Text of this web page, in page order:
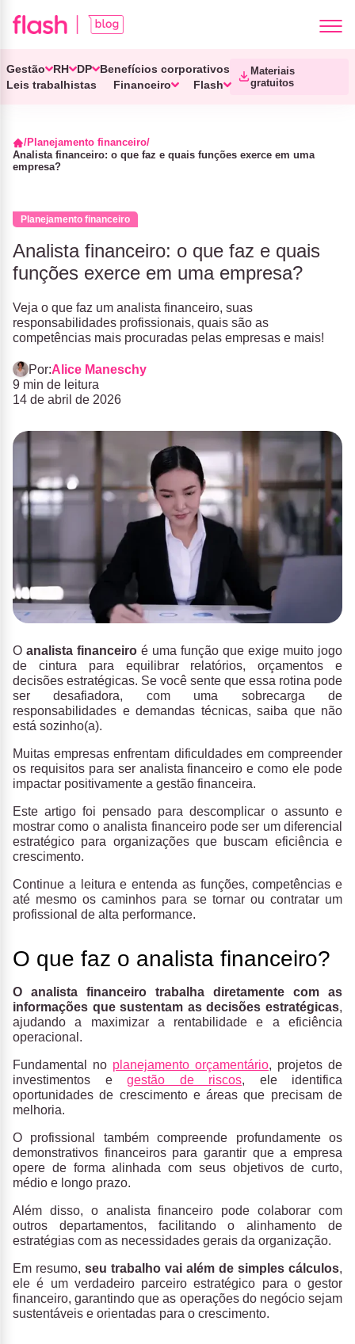
Gestão RH DP
Benefícios corporativos
Leis trabalhistas
Financeiro Flash
Materiais
gratuitos
Planejamento financeiro
Analista financeiro: o que faz e quais funções exerce em uma
empresa?
Planejamento financeiro
Analista financeiro: o que faz e quais
funções exerce em uma empresa?
Veja o que faz um analista financeiro, suas
responsabilidades profissionais, quais são as
competências mais procuradas pelas empresas e mais!
Por:Alice Maneschy
9 min de leitura
14 de abril de 2026
O analista financeiro é uma função que exige muito jogo
de cintura para equilibrar relatórios, orçamentos e
decisões estratégicas. Se você sente que essa rotina pode
ser desafiadora, com uma sobrecarga de
responsabilidades e demandas técnicas, saiba que não
está sozinho(a).
Muitas empresas enfrentam dificuldades em compreender
os requisitos para ser analista financeiro e como ele pode
impactar positivamente a gestão financeira.
Este artigo foi pensado para descomplicar o assunto e
mostrar como o analista financeiro pode ser um diferencial
estratégico para organizações que buscam eficiência e
crescimento.
Continue a leitura e entenda as funções, competências e
até mesmo os caminhos para se tornar ou contratar um
profissional de alta performance.
O que faz o analista financeiro?
O analista financeiro trabalha diretamente com as
informações que sustentam as decisões estratégicas,
ajudando a maximizar a rentabilidade e a eficiência
operacional.
Fundamental no planejamento orçamentário, projetos de
investimentos e gestão de riscos, ele identifica
oportunidades de crescimento e áreas que precisam de
melhoria.
O profissional também compreende profundamente os
demonstrativos financeiros para garantir que a empresa
opere de forma alinhada com seus objetivos de curto,
médio e longo prazo.
Além disso, o analista financeiro pode colaborar com
outros departamentos, facilitando o alinhamento de
estratégias com as necessidades gerais da organização.
Em resumo, seu trabalho vai além de simples cálculos,
ele é um verdadeiro parceiro estratégico para o gestor
financeiro, garantindo que as operações do negócio sejam
sustentáveis e orientadas para o crescimento.